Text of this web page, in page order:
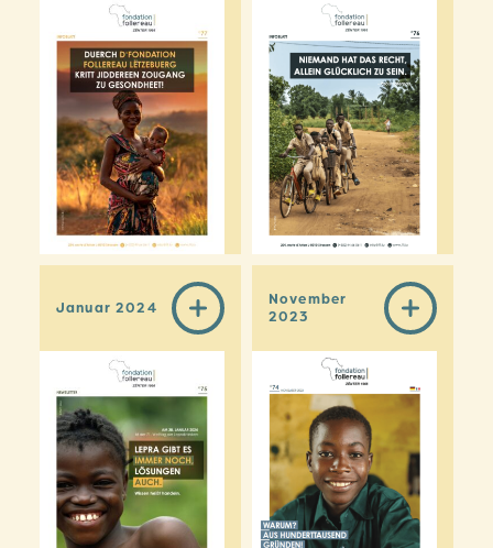
Januar 2024
November
2023